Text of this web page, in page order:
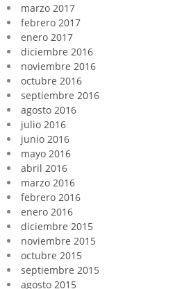
marzo 2017
febrero 2017
enero 2017
diciembre 2016
noviembre 2016
octubre 2016
septiembre 2016
agosto 2016
julio 2016
junio 2016
mayo 2016
abril 2016
marzo 2016
febrero 2016
enero 2016
diciembre 2015
noviembre 2015
octubre 2015
septiembre 2015
agosto 2015